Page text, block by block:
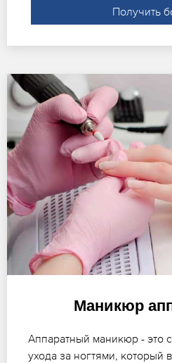
Получить
Маникюр
Аппаратный маникюр - это
ухода за ногтями, который